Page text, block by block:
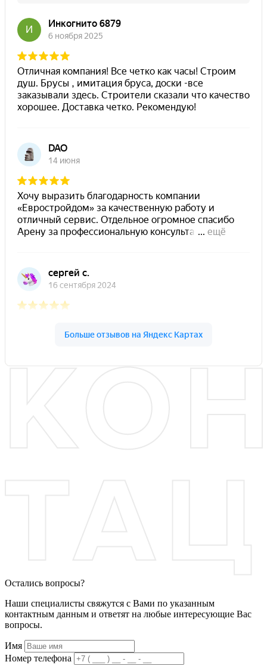
Остались вопросы?
Наши специалисты свяжутся с Вами по указанным
контактным данным и ответят на любые интересующие Вас
вопросы.
Имя
Номер телефона